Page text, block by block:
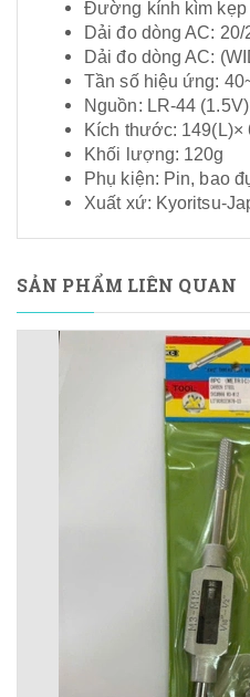
Đường kính kìm kẹp
Dải đo dòng AC:
Dải đo dòng AC:
Tần số hiệu ứng:
Nguồn: LR-44
Kích thước: 149(L)×
Khối lượng: 120g
Phụ kiện: Pin, bao
Xuất xứ: Kyoritsu-
SẢN PHẨM LIÊN QUAN